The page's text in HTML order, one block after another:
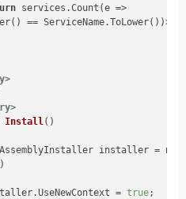
services.Count(e =>
== ServiceName.ToLower())>
Install ()
installer = new
installer.UseNewContext =
true;